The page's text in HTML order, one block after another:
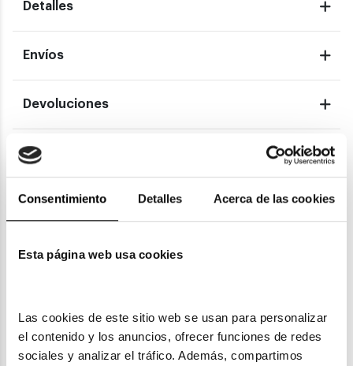
Consentimiento Detalles Acerca de las cookies
Esta página web usa cookies
Las cookies de este sitio web se usan para personalizar
el contenido y los anuncios, ofrecer funciones de redes
sociales y analizar el tráfico. Además, compartimos
Detalles
Envíos
Devoluciones
Garantías
También te puede gustar